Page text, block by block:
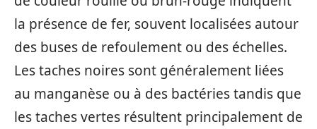
la présence de fer, souvent localisées autour
des buses de refoulement ou des échelles.
Les taches noires sont généralement liées
au manganèse ou à des bactéries tandis que
les taches vertes résultent principalement de